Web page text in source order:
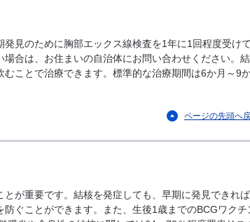
見のために胸部エックス線検査を1年に1回程度受けて
合は、お住まいの自治体にお問い合わせください。
ことで治療できます。標準的な治療期間は6か月～9
ページの先頭へ
が重要です。結核を発症しても、早期に発見できれ
ぐことができます。また、生後1歳までのBCGワクチ